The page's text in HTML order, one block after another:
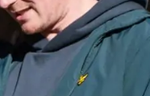
diner na afloop.
een vrouwelijke variant: